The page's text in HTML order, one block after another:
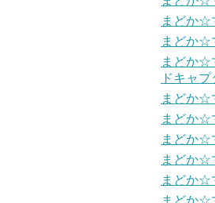
まどか☆
まどか☆
まどか☆
ドキャ
まどか☆
まどか☆
まどか☆
まどか☆
まどか☆
まどか☆